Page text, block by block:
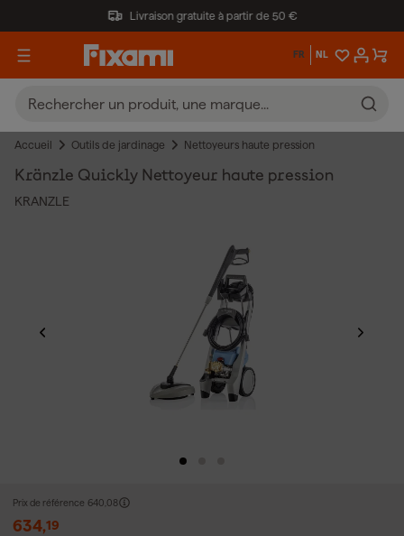
Livraison gratuite à partir de 50 €
FR NL
Accueil Outils de jardinage Nettoyeurs haute pression
Kränzle Quickly Nettoyeur haute pression
KRANZLE
Prix de référence 640,08
634,19